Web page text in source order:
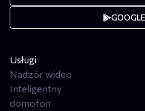
Usługi
Nadzór wideo
Inteligentny
domofon